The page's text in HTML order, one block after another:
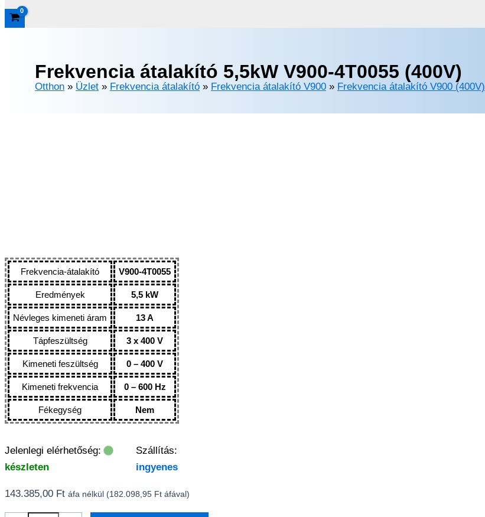
Frekvencia átalakító 5,5kW V900-4T0055 (400V)
Otthon » Üzlet » Frekvencia átalakító » Frekvencia átalakító V900 » Frekvencia átalakító V900 (400V)
Frekvencia-átalakító V900-4T0055
Eredmények 5,5 kW
Névleges kimeneti áram 13 A
Tápfeszültség 3 x 400 V
Kimeneti feszültség 0 – 400 V
Kimeneti frekvencia 0 – 600 Hz
Fékegység Nem
Jelenlegi elérhetőség:
készleten
Szállítás:
ingyenes
143.385,00 Ft áfa nélkül (182.098,95 Ft áfával)